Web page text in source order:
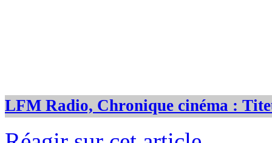
LFM Radio, Chronique cinéma :